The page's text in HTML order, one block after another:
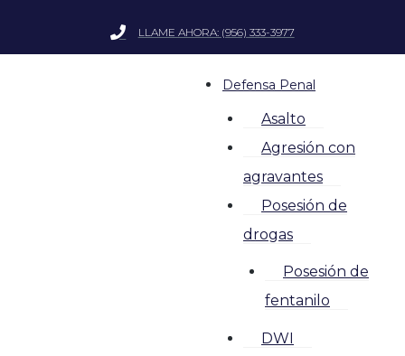
LLAME AHORA: (956) 333-3977
Defensa Penal
Asalto
Agresión con
agravantes
Posesión de
drogas
Posesión de
fentanilo
DWI